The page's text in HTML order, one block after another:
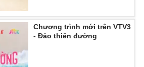
Chương trình mới trên VTV3
- Đảo thiên đường